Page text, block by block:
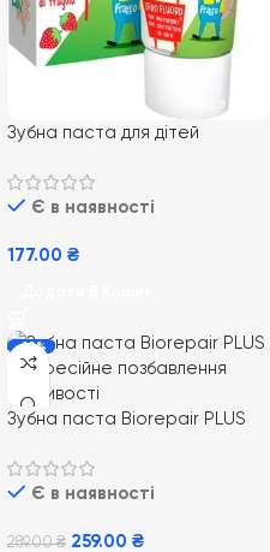
Зубна паста для дітей
зі смаком полуниці
Є в наявності
177.00 ₴
-10%
Зубна паста Biorepair PLUS
чутливості, 75 мл
Є в наявності
289.00₴ 259.00 ₴